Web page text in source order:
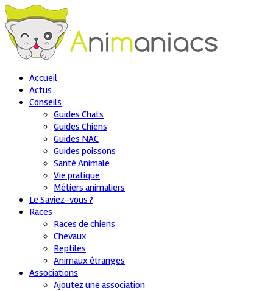
Accueil
Actus
Conseils
Guides Chats
Guides Chiens
Guides NAC
Guides poissons
Santé Animale
Vie pratique
Métiers animaliers
Le Saviez-vous ?
Races
Races de chiens
Chevaux
Reptiles
Animaux étranges
Associations
Ajoutez une association